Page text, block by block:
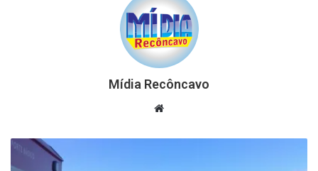
Mídia Recôncavo
Website